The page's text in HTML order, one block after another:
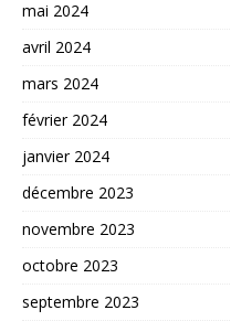
mai 2024
avril 2024
mars 2024
février 2024
janvier 2024
décembre 2023
novembre 2023
octobre 2023
septembre 2023